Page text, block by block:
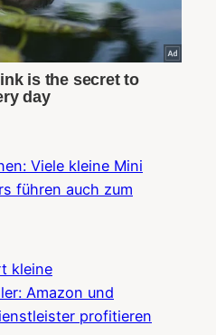
Viele kleine Mini
führen auch zum
kleine
Amazon und
profitieren